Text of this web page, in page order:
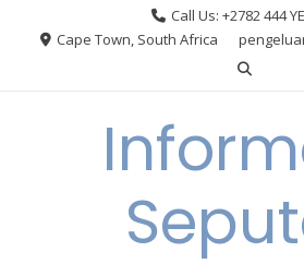
Call Us: +2782 444
Cape Town, South Africa